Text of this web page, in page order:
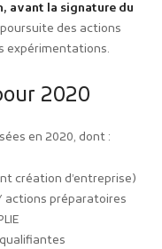
avant la signature du
des actions
expérimentations.
2020
en 2020, dont :
création d’entreprise)
actions préparatoires